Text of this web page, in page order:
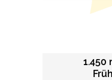
1.450